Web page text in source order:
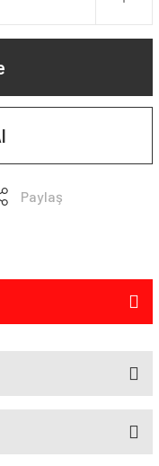
Paylaş